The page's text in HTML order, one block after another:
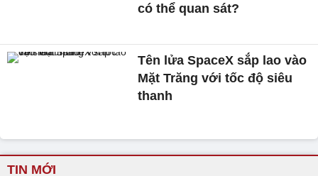
có thể quan sát?
Tên lửa SpaceX sắp lao vào
Mặt Trăng với tốc độ siêu
thanh
TIN MỚI